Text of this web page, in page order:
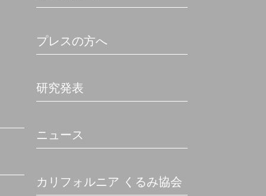
プレスの方へ
研究発表
ニュース
カリフォルニア くるみ協会